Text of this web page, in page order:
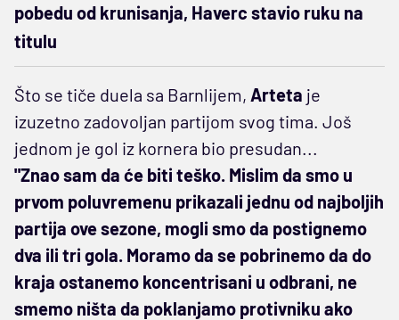
pobedu od krunisanja, Haverc stavio ruku na
titulu
Što se tiče duela sa Barnlijem, Arteta je
izuzetno zadovoljan partijom svog tima. Još
jednom je gol iz kornera bio presudan...
"Znao sam da će biti teško. Mislim da smo u
prvom poluvremenu prikazali jednu od najboljih
partija ove sezone, mogli smo da postignemo
dva ili tri gola. Moramo da se pobrinemo da do
kraja ostanemo koncentrisani u odbrani, ne
smemo ništa da poklanjamo protivniku ako